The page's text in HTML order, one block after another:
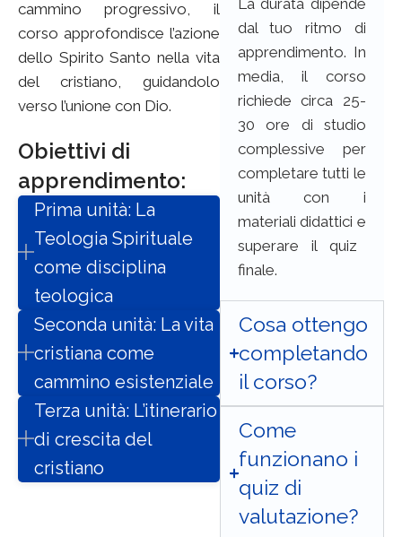
cammino progressivo, il
corso approfondisce l’azione
dello Spirito Santo nella vita
del cristiano, guidandolo
verso l’unione con Dio.
Obiettivi di
apprendimento:
Prima unità: La
Teologia Spirituale
come disciplina
teologica
Seconda unità: La vita
cristiana come
cammino esistenziale
Terza unità: L’itinerario
di crescita del
cristiano
La durata dipende
dal tuo ritmo di
apprendimento. In
media, il corso
richiede circa 25-
30 ore di studio
complessive per
completare tutti le
unità con i
materiali didattici e
superare il quiz
finale.
Cosa ottengo
completando
il corso?
Come
funzionano i
quiz di
valutazione?